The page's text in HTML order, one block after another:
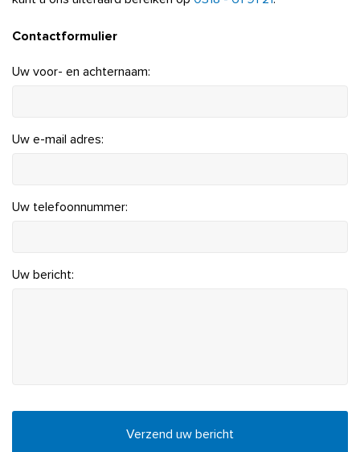
Contactformulier
Uw voor- en achternaam:
Uw e-mail adres:
Uw telefoonnummer:
Uw bericht: